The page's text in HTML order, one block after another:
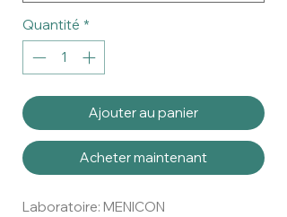
Quantité *
Ajouter au panier
Acheter maintenant
Laboratoire: MENICON